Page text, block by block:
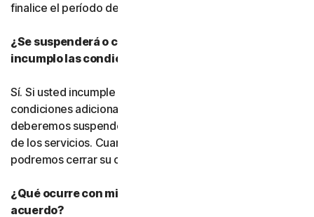
finalice el período de suscripción de pago.
¿Se suspenderá o cancelará mi suscripción si
incumplo las condiciones de este acuerdo?
Sí. Si usted incumple este acuerdo o cualquiera de las
condiciones adicionales que resulten aplicables,
deberemos suspender o finalizar su uso del software o
de los servicios. Cuando finalicemos dicho uso, también
podremos cerrar su cuenta.
¿Qué ocurre con mis datos una vez que finaliza este
acuerdo?